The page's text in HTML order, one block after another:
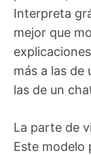
Interpreta
mejor que
más a las de
las de un
La parte de
Este modelo